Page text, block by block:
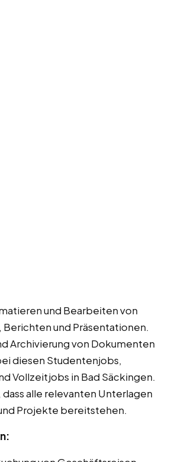
und Bearbeiten von
und Präsentationen.
Archivierung von Dokumenten
diesen Studentenjobs,
Vollzeitjobs in Bad Säckingen.
alle relevanten Unterlagen
Projekte bereitstehen.